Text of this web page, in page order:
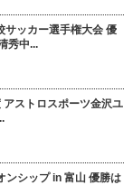
サッカー選手権大会 優
秀中...
ストロスポーツ金沢ユ
ンシップ in 富山 優勝は